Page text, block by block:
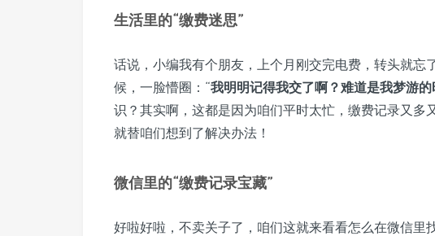
生活里的“缴费迷思”
话说，小编我有个朋友，上个月刚交完电费，转头就忘
候，一脸懵圈：“我明明记得我交了啊？难道是我梦游的
识？其实啊，这都是因为咱们平时太忙，缴费记录又多
就替咱们想到了解决办法！
微信里的“缴费记录宝藏”
好啦好啦，不卖关子了，咱们这就来看看怎么在微信里